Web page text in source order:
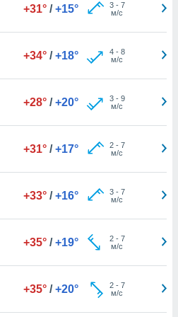
+31° / +15° 3- 7
м/с
+34° / +18° 4- 8
м/с
+28° / +20° 3- 9
м/с
+31° / +17° 2- 7
м/с
+33° / +16° 3- 7
м/с
+35° / +19° 2- 7
м/с
+35° / +20° 2- 7
м/с